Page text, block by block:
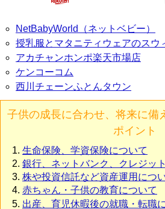
NetBabyWorld（ネットベビー）
授乳服とマタニティウェアのスウ
アカチャンホンポ楽天市場店
ケンコーコム
西川チェーンふとんタウン
子供の成長に合わせ、将来に備
ポイント
生命保険、学資保険について
銀行、ネットバンク、クレジッ
株や投資信託など資産運用につ
赤ちゃん・子供の教育について
出産、育児休暇後の就職・転職